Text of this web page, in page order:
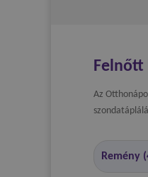
Felnőtt
Az
Remény